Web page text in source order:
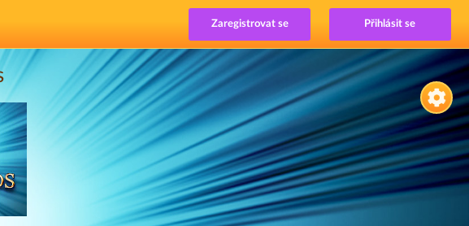
Zaregistrovat se Přihlásit se